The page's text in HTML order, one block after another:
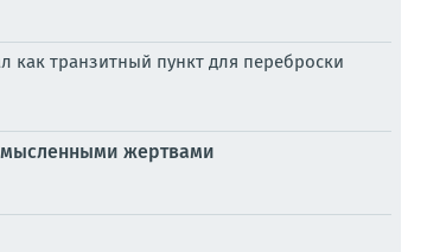
транзитный пункт для переброски
жертвами